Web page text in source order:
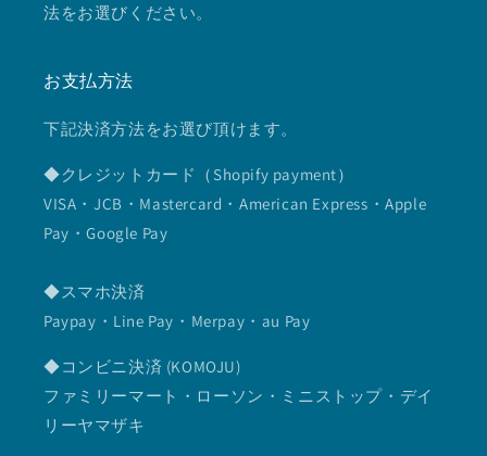
法をお選びください。
お支払方法
下記決済方法をお選び頂けます。
◆クレジットカード（Shopify payment）
VISA・JCB・Mastercard・American Express・Apple
Pay・Google Pay
◆スマホ決済
Paypay・Line Pay・Merpay・au Pay
◆コンビニ決済 (KOMOJU)
ファミリーマート・ローソン・ミニストップ・デイ
リーヤマザキ